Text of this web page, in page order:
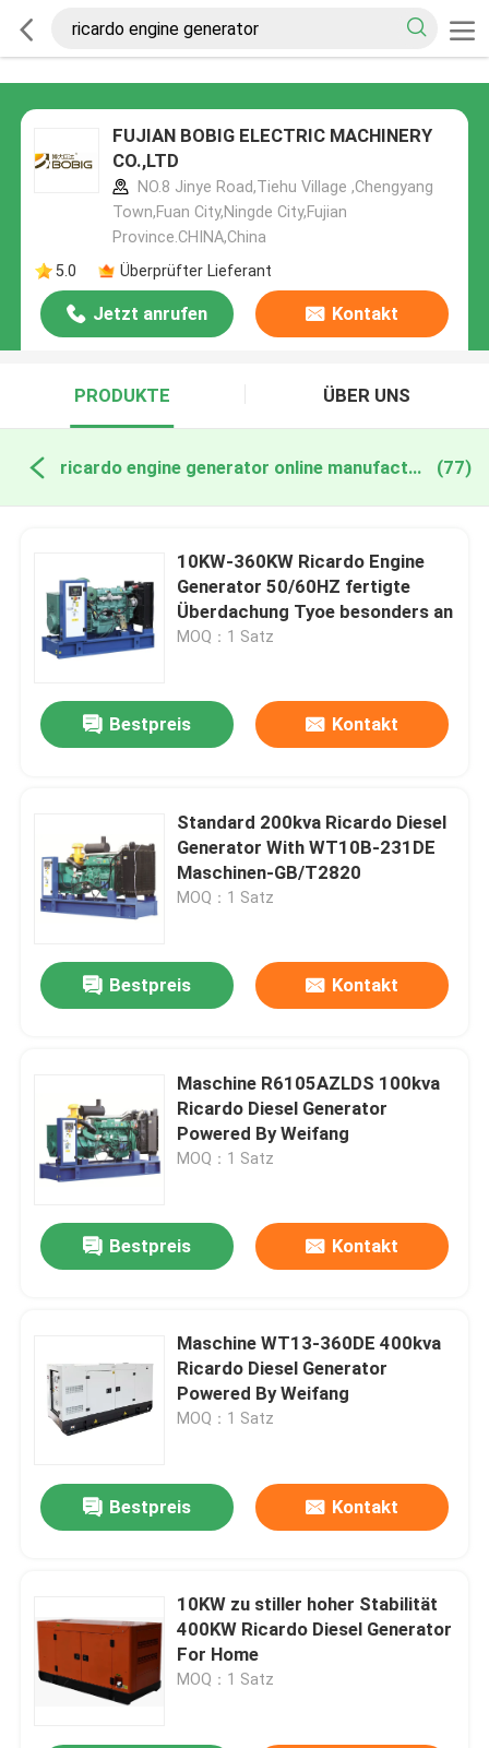
FUJIAN BOBIG ELECTRIC MACHINERY
CO.,LTD
NO.8 Jinye Road,Tiehu Village ,Chengyang
Town,Fuan City,Ningde City,Fujian
Province.CHINA,China
5.0
Überprüfter Lieferant
Jetzt anrufen Kontakt
PRODUKTE ÜBER UNS
ricardo engine generator online manufacture (77)
10KW-360KW Ricardo Engine
Generator 50/60HZ fertigte
Überdachung Tyoe besonders an
MOQ：1 Satz
Bestpreis Kontakt
Standard 200kva Ricardo Diesel
Generator With WT10B-231DE
Maschinen-GB/T2820
MOQ：1 Satz
Bestpreis Kontakt
Maschine R6105AZLDS 100kva
Ricardo Diesel Generator
Powered By Weifang
MOQ：1 Satz
Bestpreis Kontakt
Maschine WT13-360DE 400kva
Ricardo Diesel Generator
Powered By Weifang
MOQ：1 Satz
Bestpreis Kontakt
10KW zu stiller hoher Stabilität
400KW Ricardo Diesel Generator
For Home
MOQ：1 Satz